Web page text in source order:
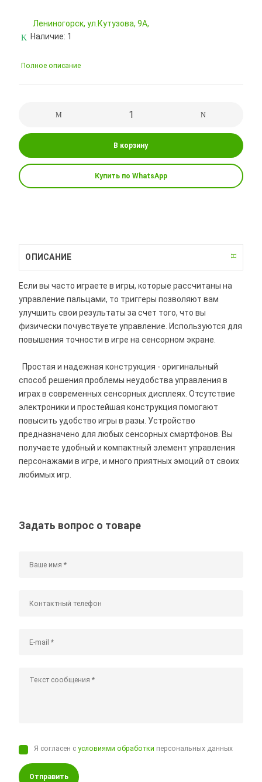
Лениногорск, ул.Кутузова, 9А,
Наличие: 1
Полное описание
В корзину
Купить по WhatsApp
ОПИСАНИЕ
Если вы часто играете в игры, которые рассчитаны на
управление пальцами, то триггеры позволяют вам
улучшить свои результаты за счет того, что вы
физически почувствуете управление. Используются для
повышения точности в игре на сенсорном экране.
Простая и надежная конструкция - оригинальный
способ решения проблемы неудобства управления в
играх в современных сенсорных дисплеях. Отсутствие
электроники и простейшая конструкция помогают
повысить удобство игры в разы. Устройство
предназначено для любых сенсорных смартфонов. Вы
получаете удобный и компактный элемент управления
персонажами в игре, и много приятных эмоций от своих
любимых игр.
Задать вопрос о товаре
Я согласен сусловиями обработки персональных данных
Отправить